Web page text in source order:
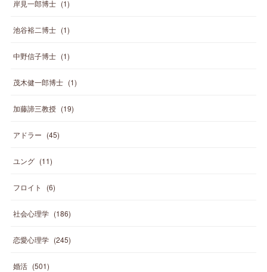
岸見一郎博士 (1)
池谷裕二博士 (1)
中野信子博士 (1)
茂木健一郎博士 (1)
加藤諦三教授 (19)
アドラー (45)
ユング (11)
フロイト (6)
社会心理学 (186)
恋愛心理学 (245)
婚活 (501)